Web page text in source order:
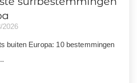
2026
buiten Europa: 10 bestemmingen